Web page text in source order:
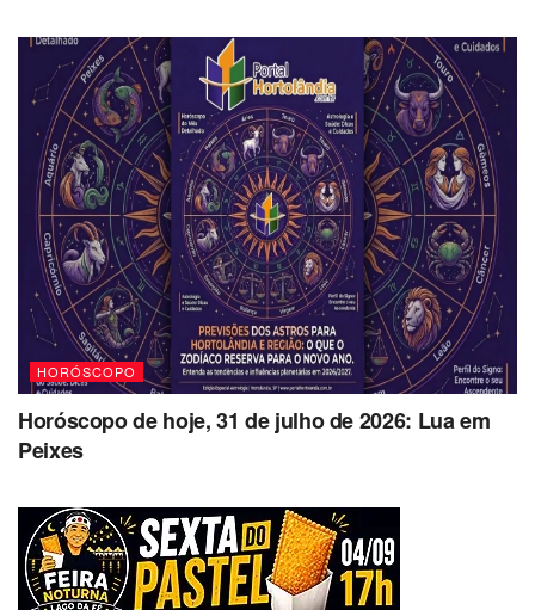
HORÓSCOPO
Horóscopo de hoje, 31 de julho de 2026: Lua em
Peixes